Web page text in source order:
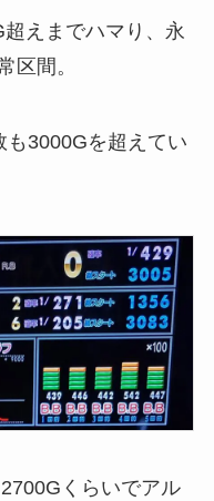
えまでハマり、永
区間。
3000Gを超えてい
くらいでアル